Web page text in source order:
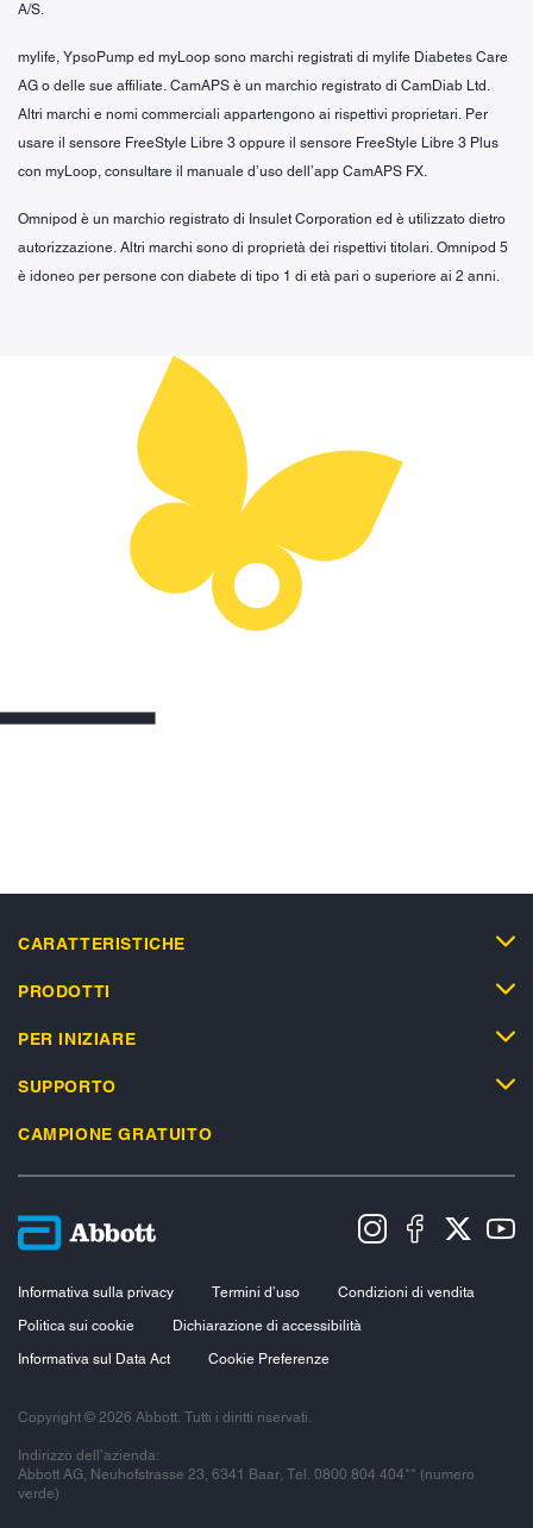
A/S.
mylife, YpsoPump ed myLoop sono marchi registrati di mylife Diabetes Care
AG o delle sue affiliate. CamAPS è un marchio registrato di CamDiab Ltd.
Altri marchi e nomi commerciali appartengono ai rispettivi proprietari. Per
usare il sensore FreeStyle Libre 3 oppure il sensore FreeStyle Libre 3 Plus
con myLoop, consultare il manuale d’uso dell’app CamAPS FX.
Omnipod è un marchio registrato di Insulet Corporation ed è utilizzato dietro
autorizzazione. Altri marchi sono di proprietà dei rispettivi titolari. Omnipod 5
è idoneo per persone con diabete di tipo 1 di età pari o superiore ai 2 anni.
CARATTERISTICHE
PRODOTTI
PER INIZIARE
SUPPORTO
CAMPIONE GRATUITO
Informativa sulla privacy Termini d’uso
Condizioni di vendita
Politica sui cookie
Dichiarazione di accessibilità
Informativa sul Data Act
Cookie Preferenze
Copyright © 2026 Abbott. Tutti i diritti riservati.
Indirizzo dell’azienda:
Abbott AG, Neuhofstrasse 23, 6341 Baar, Tel. 0800 804 404** (numero
verde)